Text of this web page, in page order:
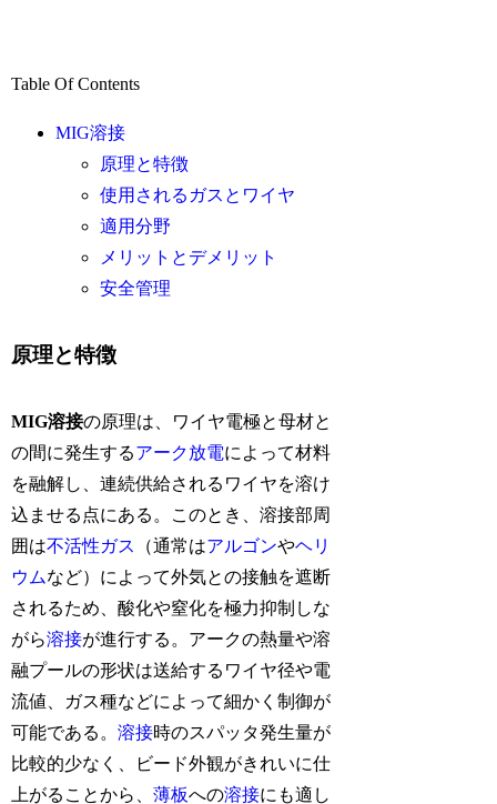
Table Of Contents
MIG溶接
原理と特徴
使用されるガスとワイヤ
適用分野
メリットとデメリット
安全管理
原理と特徴
MIG溶接の原理は、ワイヤ電極と母材と
の間に発生するアーク放電によって材料
を融解し、連続供給されるワイヤを溶け
込ませる点にある。このとき、溶接部周
囲は不活性ガス （通常はアルゴンやヘリ
ウムなど）によって外気との接触を遮断
されるため、酸化や窒化を極力抑制しな
がら溶接が進行する。アークの熱量や溶
融プールの形状は送給するワイヤ径や電
流値、ガス種などによって細かく制御が
可能である。溶接時のスパッタ発生量が
比較的少なく、ビード外観がきれいに仕
上がることから、薄板への溶接にも適し